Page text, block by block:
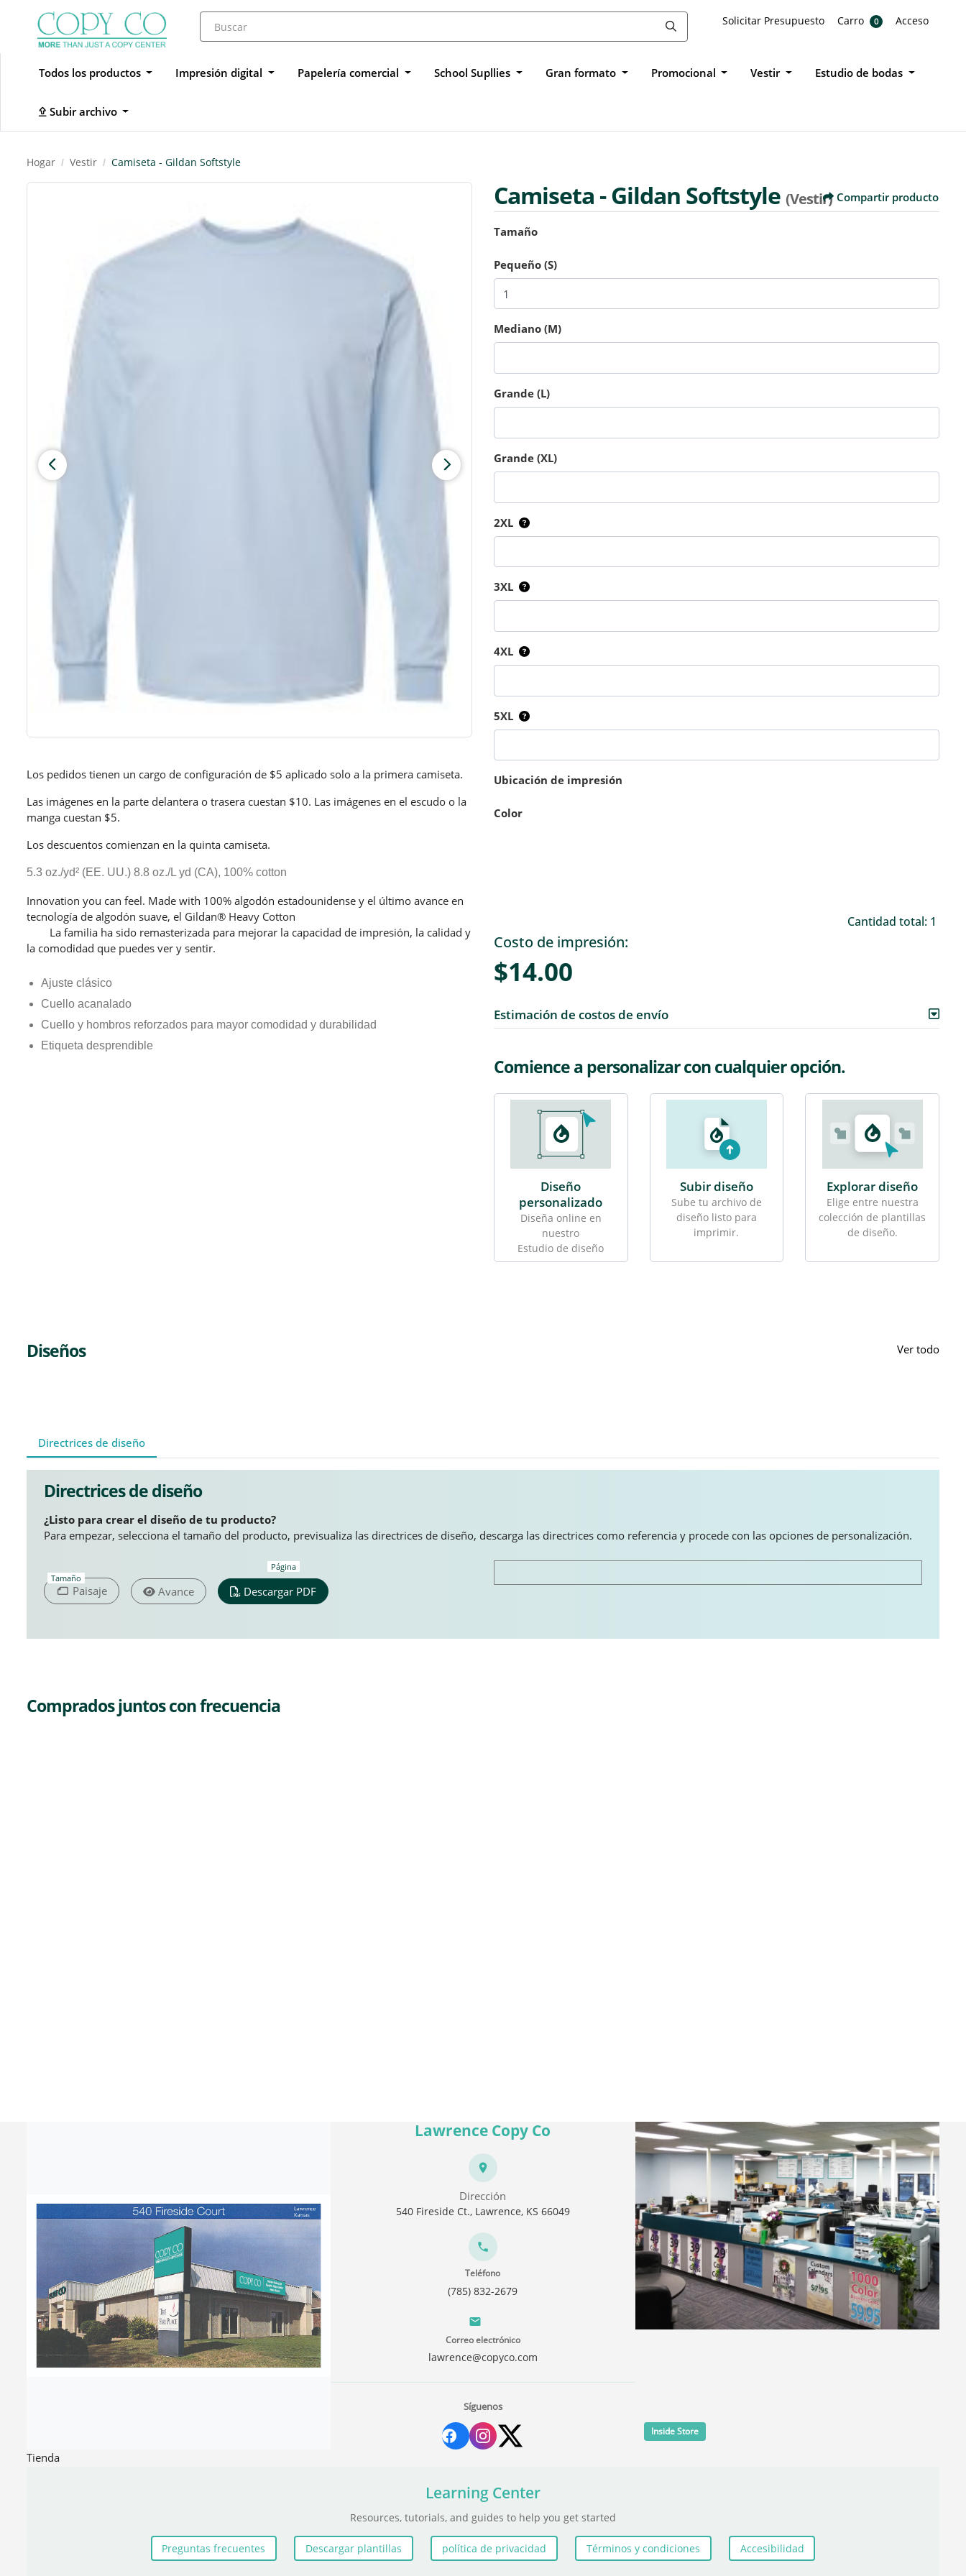
Solicitar Presupuesto
Solicitar Presupuesto Carro
Carro 0 Acceso
Acceso
Todos los productos Impresión digital Papelería comercial School Supllies Gran formato Promocional Vestir Estudio de bodas
Subir archivo
Subir archivo
Hogar Vestir Camiseta - Gildan Softstyle
Los pedidos tienen un cargo de configuración de $5 aplicado solo a la primera camiseta.
Las imágenes en la parte delantera o trasera cuestan $10. Las imágenes en el escudo o la
manga cuestan $5.
Los descuentos comienzan en la quinta camiseta.
5.3 oz./yd² (EE. UU.) 8.8 oz./L yd (CA), 100% cotton
Innovation you can feel. Made with 100% algodón estadounidense y el último avance en
tecnología de algodón suave, el Gildan® Heavy Cotton
La familia ha sido remasterizada para mejorar la capacidad de impresión, la calidad y
la comodidad que puedes ver y sentir.
Ajuste clásico
Cuello acanalado
Cuello y hombros reforzados para mayor comodidad y durabilidad
Etiqueta desprendible
Camiseta - Gildan Softstyle (Vestir) Compartir producto
Tamaño
Pequeño (S)
Mediano (M)
Grande (L)
Grande (XL)
2XL
3XL
4XL
5XL
Ubicación de impresión
Color
Cantidad total: 1
Costo de impresión:
$14.00
Estimación de costos de envío
Comience a personalizar con cualquier opción.
Diseño
personalizado
Diseña online en
nuestro
Estudio de diseño
Subir diseño
Sube tu archivo de
diseño listo para
imprimir.
Explorar diseño
Elige entre nuestra
colección de plantillas
de diseño.
Ver todo
Diseños
Directrices de diseño
Directrices de diseño
¿Listo para crear el diseño de tu producto?
Para empezar, selecciona el tamaño del producto, previsualiza las directrices de diseño, descarga las directrices como referencia y procede con las opciones de personalización.
Tamaño
Página
Paisaje Avance Descargar PDF
Comprados juntos con frecuencia
Tienda
Lawrence Copy Co
Dirección
540 Fireside Ct., Lawrence, KS 66049
Teléfono
(785) 832-2679
Correo electrónico
lawrence@copyco.com
Síguenos
Inside Store
Learning Center
Resources, tutorials, and guides to help you get started
Preguntas frecuentes Descargar plantillas política de privacidad Términos y condiciones Accesibilidad